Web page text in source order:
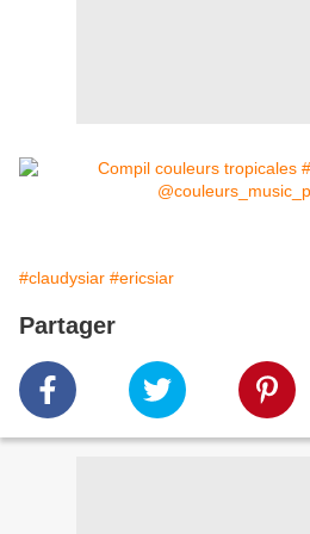
#claudysiar #ericsiar
Partager